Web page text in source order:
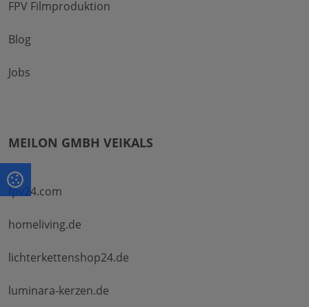
FPV Filmproduktion
Blog
Jobs
MEILON GMBH VEIKALS
fpv24.com
homeliving.de
lichterkettenshop24.de
luminara-kerzen.de